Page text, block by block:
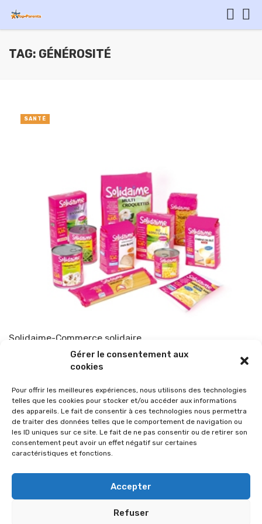
Gérer le consentement aux
cookies
Pour offrir les meilleures expériences, nous utilisons des technologies
telles que les cookies pour stocker et/ou accéder aux informations
des appareils. Le fait de consentir à ces technologies nous permettra
de traiter des données telles que le comportement de navigation ou
les ID uniques sur ce site. Le fait de ne pas consentir ou de retirer son
consentement peut avoir un effet négatif sur certaines
caractéristiques et fonctions.
Accepter
Refuser
TAG: GÉNÉROSITÉ
Solidaime-Commerce solidaire
TOP-PARENTS 25 novembre 2010
SANTÉ